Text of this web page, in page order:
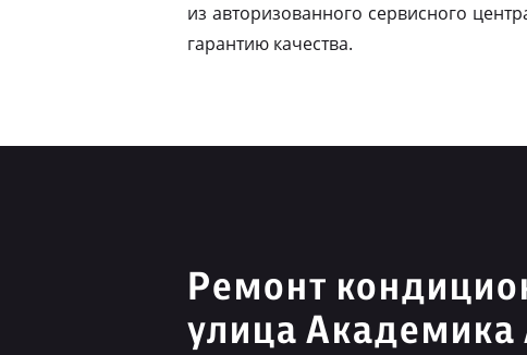
из авторизованного сервисного
гарантию качества.
Ремонт
улица Академика